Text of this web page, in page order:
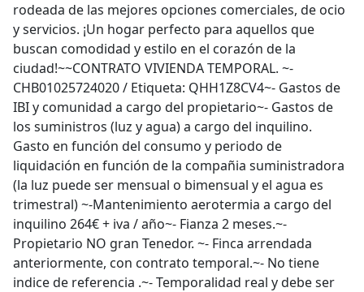
rodeada de las mejores opciones comerciales, de ocio
y servicios. ¡Un hogar perfecto para aquellos que
buscan comodidad y estilo en el corazón de la
ciudad!~~CONTRATO VIVIENDA TEMPORAL. ~-
CHB01025724020 / Etiqueta: QHH1Z8CV4~- Gastos de
IBI y comunidad a cargo del propietario~- Gastos de
los suministros (luz y agua) a cargo del inquilino.
Gasto en función del consumo y periodo de
liquidación en función de la compañia suministradora
(la luz puede ser mensual o bimensual y el agua es
trimestral) ~-Mantenimiento aerotermia a cargo del
inquilino 264€ + iva / año~- Fianza 2 meses.~-
Propietario NO gran Tenedor. ~- Finca arrendada
anteriormente, con contrato temporal.~- No tiene
indice de referencia .~- Temporalidad real y debe ser